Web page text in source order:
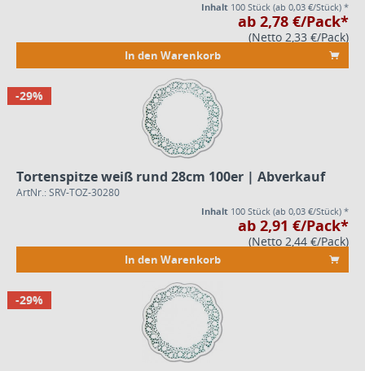
Inhalt 100 Stück (ab 0,03 €/Stück) *
ab 2,78 €/Pack*
(Netto 2,33 €/Pack)
In den Warenkorb
-29%
Tortenspitze weiß rund 28cm 100er | Abverkauf
ArtNr.: SRV-TOZ-30280
Inhalt 100 Stück (ab 0,03 €/Stück) *
ab 2,91 €/Pack*
(Netto 2,44 €/Pack)
In den Warenkorb
-29%